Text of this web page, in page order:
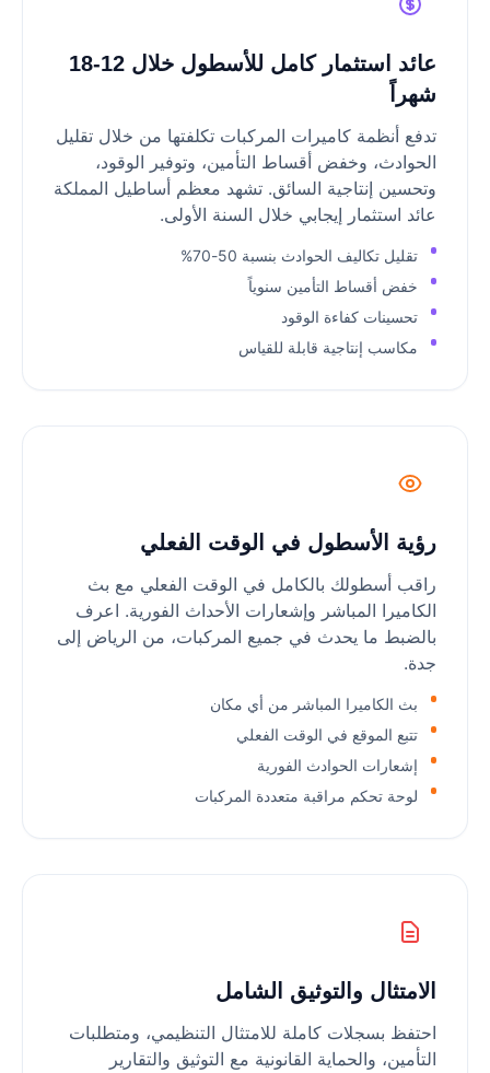
عائد استثمار كامل للأسطول خلال 12-18
شهراً
تدفع أنظمة كاميرات المركبات تكلفتها من خلال تقليل
الحوادث، وخفض أقساط التأمين، وتوفير الوقود،
وتحسين إنتاجية السائق. تشهد معظم أساطيل المملكة
عائد استثمار إيجابي خلال السنة الأولى.
تقليل تكاليف الحوادث بنسبة 50-70%
خفض أقساط التأمين سنوياً
تحسينات كفاءة الوقود
مكاسب إنتاجية قابلة للقياس
رؤية الأسطول في الوقت الفعلي
راقب أسطولك بالكامل في الوقت الفعلي مع بث
الكاميرا المباشر وإشعارات الأحداث الفورية. اعرف
بالضبط ما يحدث في جميع المركبات، من الرياض إلى
جدة.
بث الكاميرا المباشر من أي مكان
تتبع الموقع في الوقت الفعلي
إشعارات الحوادث الفورية
لوحة تحكم مراقبة متعددة المركبات
الامتثال والتوثيق الشامل
احتفظ بسجلات كاملة للامتثال التنظيمي، ومتطلبات
التأمين، والحماية القانونية مع التوثيق والتقارير